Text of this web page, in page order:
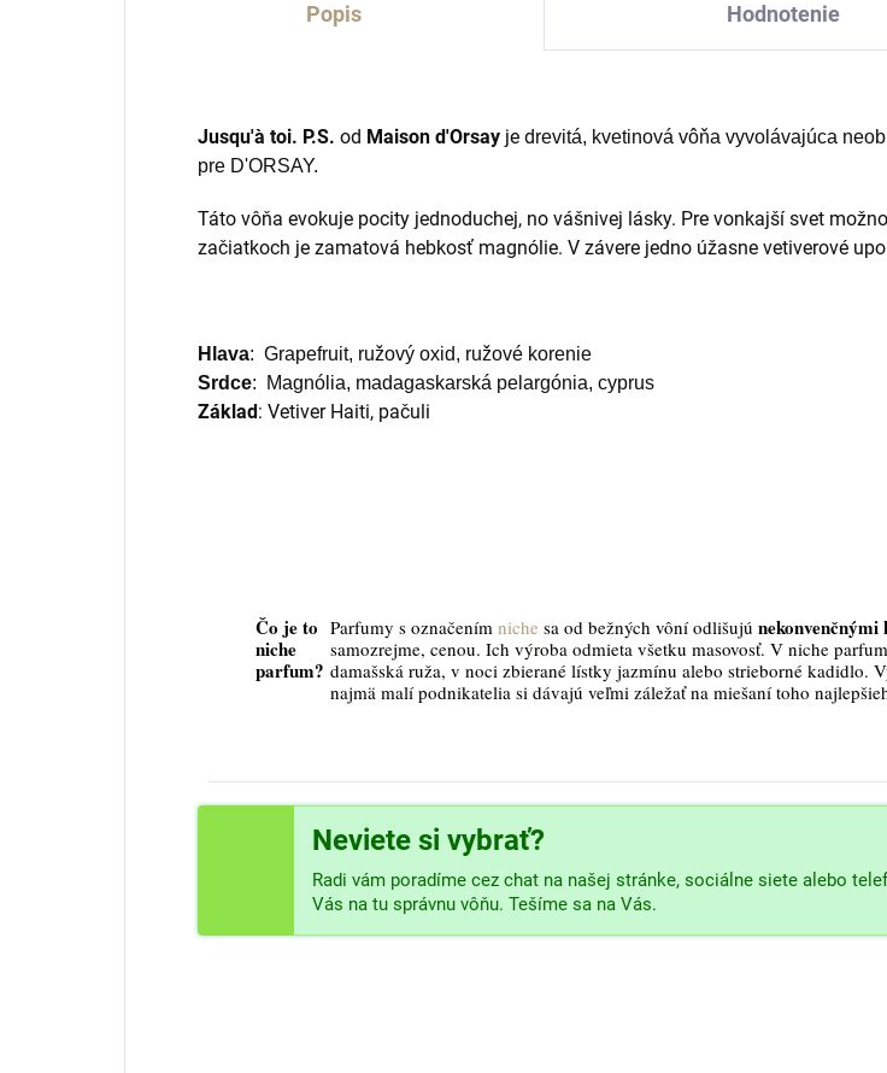
Popis Hodnotenie
Jusqu'à toi. P.S. od Maison d'Orsay je drevitá, kvetinová vôňa vyvolávajúca
pre D'ORSAY.
Táto vôňa evokuje pocity jednoduchej, no vášnivej lásky. Pre vonkajší svet
začiatkoch je zamatová hebkosť magnólie. V závere jedno úžasne vetiverové
Hlava: Grapefruit, ružový oxid, ružové korenie
Srdce: Magnólia, madagaskarská pelargónia, cyprus
Základ : Vetiver Haiti, pačuli
Čo je to
niche
parfum?
Parfumy s označením niche sa od bežných vôní odlišujú
samozrejme, cenou. Ich výroba odmieta všetku masovosť. V niche
damašská ruža, v noci zbierané lístky jazmínu alebo strieborné kadidlo.
najmä malí podnikatelia si dávajú veľmi záležať na miešaní toho
Neviete si vybrať?
Radi vám poradíme cez chat na našej stránke, sociálne siete alebo
Vás na tu správnu vôňu. Tešíme sa na Vás.